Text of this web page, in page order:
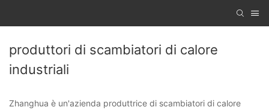
produttori di scambiatori di calore
industriali
Zhanghua è un'azienda produttrice di scambiatori di calore